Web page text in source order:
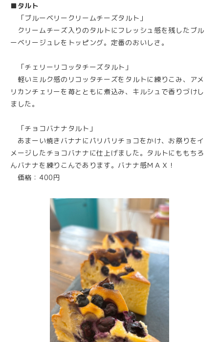
■タルト
「ブルーベリークリームチーズタルト」
クリームチーズ入りのタルトにフレッシュ感を残したブル
ーベリージュレをトッピング。定番のおいしさ。
「チェリーリコッタチーズタルト」
軽いミルク感のリコッタチーズをタルトに練りこみ、アメ
リカンチェリーを苺とともに煮込み、キルシュで香りづけし
ました。
「チョコバナナタルト」
あまーい焼きバナナにパリパリチョコをかけ、お祭りをイ
メージしたチョコバナナに仕上げました。タルトにももちろ
んバナナを練りこんであります。バナナ感ＭＡＸ！
価格：400円